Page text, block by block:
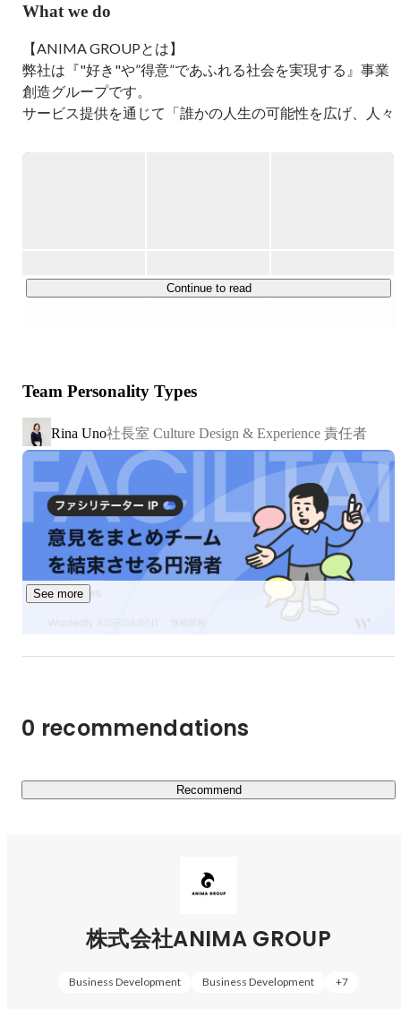
What we do
【ANIMA GROUPとは】
弊社は『"好き"や”得意”であふれる社会を実現する』事業
創造グループです。
サービス提供を通じて「誰かの人生の可能性を広げ、人々
くことを目指し、領域問わず挑戦しています。
【グループ紹介】
■ ゲームデータのマーケットプレイス企業
私たちは『ゲームにかけた時間や努力が資産となる常識を
つくる』ため、ゲームに関わるすべての人が「自分の努力
した時間」をお金に変えたり、「自分自身の得意で生活す
る」ことができるようにしたいと考えております。
そのため「アカウントやアイテムの売買」だけでなく、
「ゲームプレイの代行」を募集・依頼できる機能なども提
供しています。また、登録者数は100万人を大きく超えて
おり、同領域の中でも後発ながら急成長しているサービス
となっています。
どの動きがあり、今まさに「ゲーム業界は変革期を迎えて
いる」と言えます。
「ゲームを楽しみ続けられるライフスタイル」を私たちと
ともに創りませんか？
2022年のグループ化以降『"好き"や”得意”であふれる社会
そして、多くの新規事業を立ち上げていくにあたって私た
ちが大切にしている軸があります。
Continue to read
Team Personality Types
Rina Uno社長室 Culture Design & Experience 責任者
See more
0 recommendations
Recommend
株式会社ANIMA GROUP
Business Development Business Development +7